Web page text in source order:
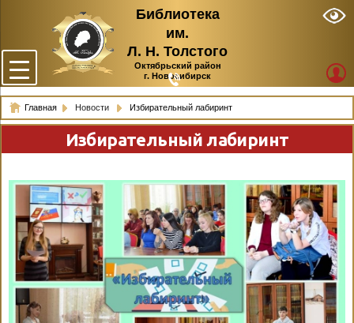
Библиотека
им.
Л. Н. Толстого
Октябрьский район
г. Новосибирск
Главная Новости Избирательный лабиринт
Избирательный лабиринт